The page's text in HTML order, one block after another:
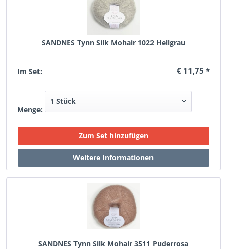
SANDNES Tynn Silk Mohair 1022 Hellgrau
Im Set: € 11,75 *
Menge:
SANDNES Tynn Silk Mohair 3511 Puderrosa